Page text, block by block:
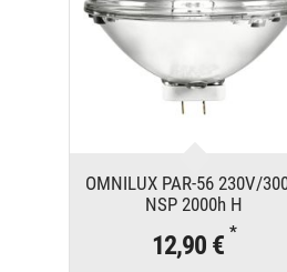
OMNILUX PAR-56 230V/
NSP 2000h H
12,90 € *